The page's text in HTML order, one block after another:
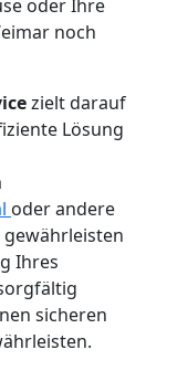
oder Ihre
noch
zielt darauf
Lösung
oder andere
Ihres
sicheren